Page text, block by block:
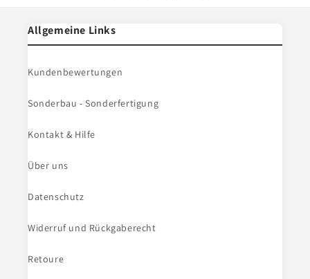
Allgemeine Links
Kundenbewertungen
Sonderbau - Sonderfertigung
Kontakt & Hilfe
Über uns
Datenschutz
Widerruf und Rückgaberecht
Retoure